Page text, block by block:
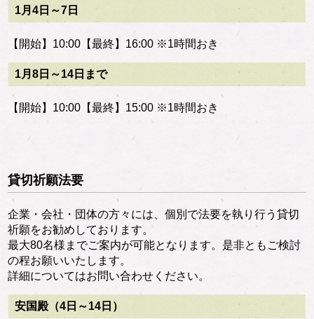
1月4日～7日
【開始】10:00【最終】16:00 ※1時間おき
1月8日～14日まで
【開始】10:00【最終】15:00 ※1時間おき
貸切祈願法要
企業・会社・団体の方々には、個別で法要を執り行う貸切
祈願をお勧めしております。
最大80名様までご案内が可能となります。是非ともご検討
の程お願いいたします。
詳細についてはお問い合わせください。
安国殿（4日～14日）